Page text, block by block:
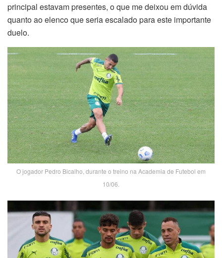
principal estavam presentes, o que me deixou em dúvida
quanto ao elenco que seria escalado para este importante
duelo.
O jogador Pedro Bicalho, durante o treino na Academia de Futebol em
10/06.